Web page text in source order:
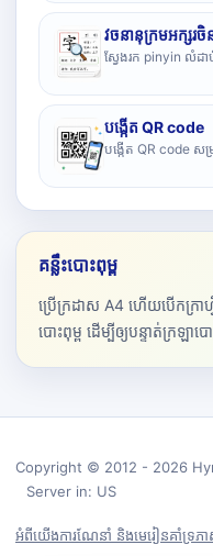
វចនានុក្រមអក្សរចិ
ស្វែងរក pinyin លំដា
បង្កើត QR code
បង្កើត QR code ស
គន្លឹះបោះពុម្ព
ប្រើក្រដាស A4 ហើយបើកក្រា
បោះពុម្ព ដើម្បីឲ្យបន្ទាត់ក្រឡាប
Copyright © 2012 - 2026
Server in: US
អំពីយើងការណែនាំ និងមេរៀនគាំទ្រភ